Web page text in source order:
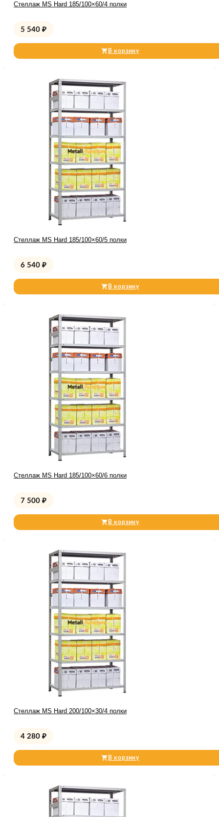
Стеллаж MS Hard 185/100×60/4 полки
5 540 ₽
В корзину
Стеллаж MS Hard 185/100×60/5 полки
6 540 ₽
В корзину
Стеллаж MS Hard 185/100×60/6 полки
7 500 ₽
В корзину
Стеллаж MS Hard 200/100×30/4 полки
4 280 ₽
В корзину